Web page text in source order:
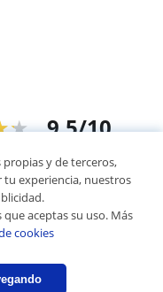
9,5/10
alumnosy de terceros,
tu experiencia, nuestros
aceptas su uso. Más
cookies